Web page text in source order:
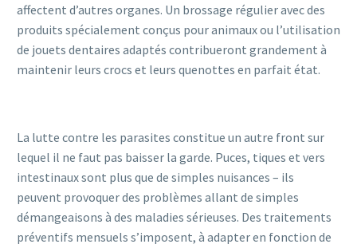
affectent d’autres organes. Un brossage régulier avec des
produits spécialement conçus pour animaux ou l’utilisation
de jouets dentaires adaptés contribueront grandement à
maintenir leurs crocs et leurs quenottes en parfait état.
La lutte contre les parasites constitue un autre front sur
lequel il ne faut pas baisser la garde. Puces, tiques et vers
intestinaux sont plus que de simples nuisances – ils
peuvent provoquer des problèmes allant de simples
démangeaisons à des maladies sérieuses. Des traitements
préventifs mensuels s’imposent, à adapter en fonction de